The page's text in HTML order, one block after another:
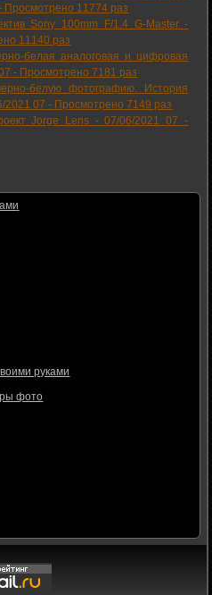
Просмотрено 11774 раз
Sony 100mm F/1.4 G-Master -
11140 раз
белая аналоговая и цифровая
- Просмотрено 7181 раз
белую фотографию. История
2021 07 - Просмотрено 7149 раз
Jorge Lens -07/06/2021 07 -
руками
фото